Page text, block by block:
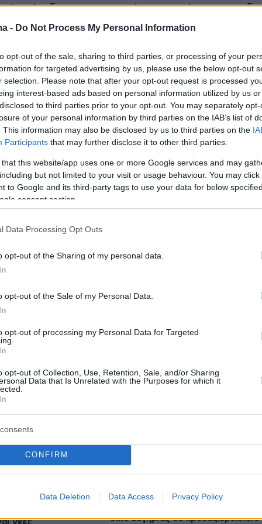
- Do Not Process My Personal Information
opt-out of the sale, sharing to third parties, or processing of your
for targeted advertising by us, please use the below opt-out
selection. Please note that after your opt-out request is processed
interest-based ads based on personal information utilized by us
to third parties prior to your opt-out. You may separately
of your personal information by third parties on the IAB’s list of
This information may also be disclosed by us to third parties on the
Participants that may further disclose it to other third parties.
that this website/app uses one or more Google services and may
but not limited to your visit or usage behaviour. You may
to Google and its third-party tags to use your data for below
consent section.
Data Processing Opt Outs
opt-out of the Sharing of my personal data.
opt-out of the Sale of my Personal Data.
opt-out of processing my Personal Data for Targeted
opt-out of Collection, Use, Retention, Sale, and/or Sharing
Data that Is Unrelated with the Purposes for which it
CONFIRM
Data Deletion Data Access Privacy Policy
τίναξε την οικονομία στον αέρα για τη
και φόρτωσε τη χώρα με 100
ο Τσίπρας «είναι ο πρωθυπουργός που
funds και που κατήργησε την προστασία της
», υπενθυμίζοντας ότι τον Ιούνιο του 2019
άγγιζαν τα 75,4 δισ. ευρώ.
η σημερινή κυβέρνηση «δεν άφησε και δεν θα
σπίτι στα χέρια τραπεζίτη» και ότι, σε
προηγούμενη, «από τα λόγια πέρασε στα
που –όπως είπε– έχουν σταθεροποιήσει
protothema.gr στο Google News και μάθετε πρώτοι όλες
Ειδήσειςαπό την Ελλάδα και τον Κόσμο, τη
στοProtothema.gr
οίκο ευγηρίας σε κρουαζιερόπλοιο
πριν 10 λεπτά